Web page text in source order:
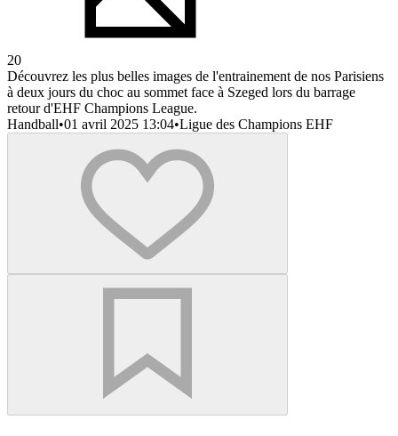
20
Découvrez les plus belles images de l'entrainement de nos Parisiens
à deux jours du choc au sommet face à Szeged lors du barrage
retour d'EHF Champions League.
Handball•01 avril 2025 13:04•Ligue des Champions EHF